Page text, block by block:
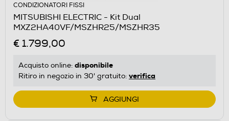
CONDIZIONATORI FISSI
MITSUBISHI ELECTRIC - Kit Dual
MXZ2HA40VF/MSZHR25/MSZHR35
€ 1.799,00
Acquisto online: disponibile
Ritiro in negozio in 30' gratuito: verifica
AGGIUNGI